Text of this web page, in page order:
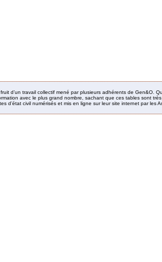
d’un travail collectif mené par plusieurs adhérents de Gen&O.
avec le plus grand nombre, sachant que ces tables sont
d’état civil numérisés et mis en ligne sur leur site internet par les